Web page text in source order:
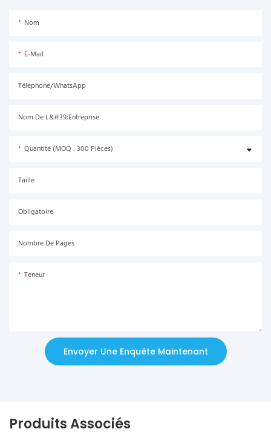
Nom
E-Mail
Téléphone/WhatsApp
Nom De L&#39;entreprise
Quantité (MOQ : 300 Pièces)
Taille
Obligatoire
Nombre De Pages
Teneur
Envoyer Une Enquête Maintenant
Produits Associés